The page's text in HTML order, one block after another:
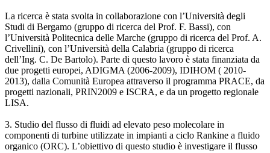
La ricerca è stata svolta in collaborazione con l’Università degli
Studi di Bergamo (gruppo di ricerca del Prof. F. Bassi), con
l’Università Politecnica delle Marche (gruppo di ricerca del Prof. A.
Crivellini), con l’Università della Calabria (gruppo di ricerca
dell’Ing. C. De Bartolo). Parte di questo lavoro è stata finanziata da
due progetti europei, ADIGMA (2006-2009), IDIHOM ( 2010-
2013), dalla Comunità Europea attraverso il programma PRACE, da
progetti nazionali, PRIN2009 e ISCRA, e da un progetto regionale
LISA.
3. Studio del flusso di fluidi ad elevato peso molecolare in
componenti di turbine utilizzate in impianti a ciclo Rankine a fluido
organico (ORC). L’obiettivo di questo studio è investigare il flusso